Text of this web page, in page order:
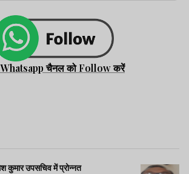
Whatsapp चैनल को Follow करें
कुमार उपसचिव में प्रोन्नत